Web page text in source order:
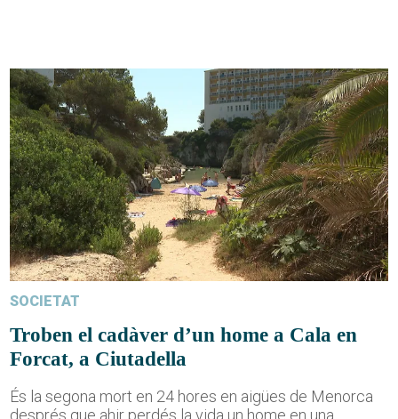
SOCIETAT
Troben el cadàver d’un home a Cala en
Forcat, a Ciutadella
És la segona mort en 24 hores en aigües de Menorca
després que ahir perdés la vida un home en una